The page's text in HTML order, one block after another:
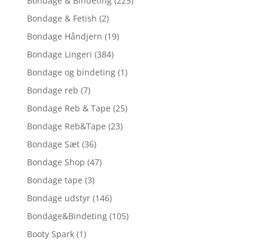
Bondage & Fetish (2)
Bondage Håndjern (19)
Bondage Lingeri (384)
Bondage og bindeting (1)
Bondage reb (7)
Bondage Reb & Tape (25)
Bondage Reb&Tape (23)
Bondage Sæt (36)
Bondage Shop (47)
Bondage tape (3)
Bondage udstyr (146)
Bondage&Bindeting (105)
Booty Spark (1)